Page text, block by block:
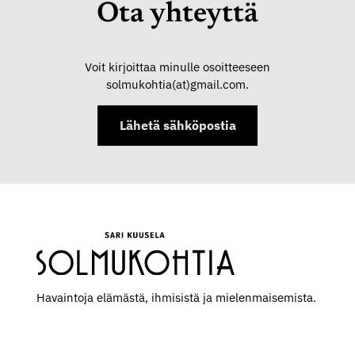
Ota yhteyttä
Voit kirjoittaa minulle osoitteeseen
solmukohtia(at)gmail.com.
Lähetä sähköpostia
Havaintoja elämästä, ihmisistä ja mielen­maisemista.